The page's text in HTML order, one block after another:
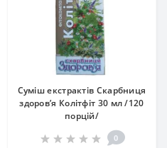
Суміш екстрактів Скарбниця
здоров’я Колітфіт 30 мл /120
порцій/
0